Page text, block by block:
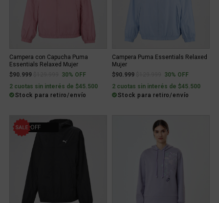
Campera con Capucha Puma
Essentials Relaxed Mujer
$90.999
Price reduced from
to30% OFF
2 cuotas sin interés de $45.500
Stock para retiro/envío
Campera Puma Essentials Relaxed
Mujer
$90.999
Price reduced from
to30% OFF
2 cuotas sin interés de $45.500
Stock para retiro/envío
30% OFF